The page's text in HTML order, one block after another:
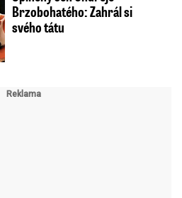
Brzobohatého: Zahrál si
svého tátu